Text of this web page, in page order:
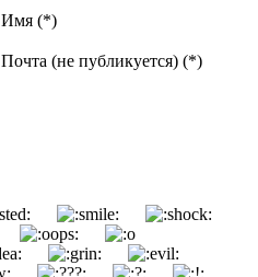
Имя (*)
Почта (не публикуется) (*)